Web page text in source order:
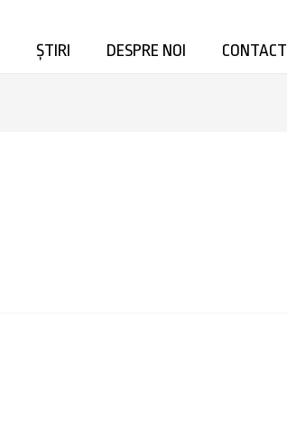
ȘTIRI DESPRE NOI CONTACT